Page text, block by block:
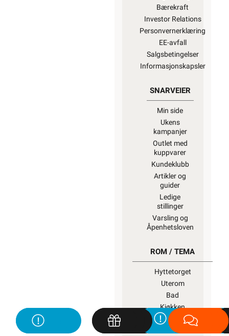
Bærekraft
Investor Relations
Personvernerklæring
EE-avfall
Salgsbetingelser
Informasjonskapsler
SNARVEIER
Min side
Ukens
kampanjer
Outlet med
kuppvarer
Kundeklubb
Artikler og
guider
Ledige
stillinger
Varsling og
Åpenhetsloven
ROM / TEMA
Hyttetorget
Uterom
Bad
Kjøkken
Startpakke/Pakkeløsning